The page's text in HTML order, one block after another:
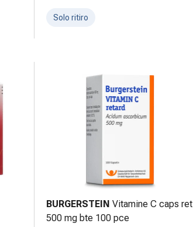
Solo ritiro
BURGERSTEIN Vitamine C caps ret
500 mg bte 100 pce